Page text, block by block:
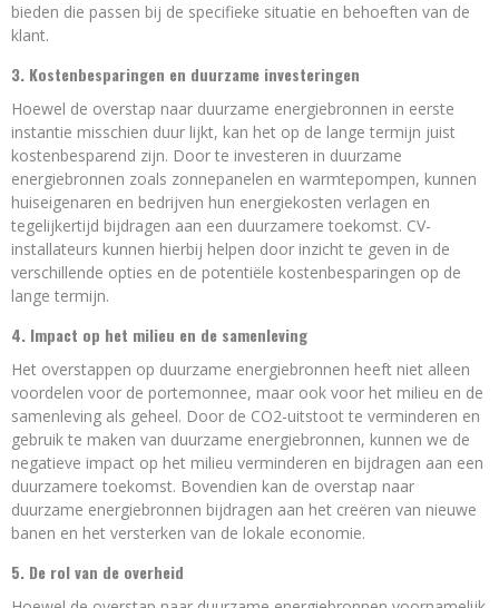
bieden die passen bij de specifieke situatie en behoeften van de
klant.
3. Kostenbesparingen en duurzame investeringen
Hoewel de overstap naar duurzame energiebronnen in eerste
instantie misschien duur lijkt, kan het op de lange termijn juist
kostenbesparend zijn. Door te investeren in duurzame
energiebronnen zoals zonnepanelen en warmtepompen, kunnen
huiseigenaren en bedrijven hun energiekosten verlagen en
tegelijkertijd bijdragen aan een duurzamere toekomst. CV-
installateurs kunnen hierbij helpen door inzicht te geven in de
verschillende opties en de potentiële kostenbesparingen op de
lange termijn.
4. Impact op het milieu en de samenleving
Het overstappen op duurzame energiebronnen heeft niet alleen
voordelen voor de portemonnee, maar ook voor het milieu en de
samenleving als geheel. Door de CO2-uitstoot te verminderen en
gebruik te maken van duurzame energiebronnen, kunnen we de
negatieve impact op het milieu verminderen en bijdragen aan een
duurzamere toekomst. Bovendien kan de overstap naar
duurzame energiebronnen bijdragen aan het creëren van nieuwe
banen en het versterken van de lokale economie.
5. De rol van de overheid